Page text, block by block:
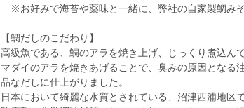
※お好みで海苔や薬味と一緒に、弊社の自家製鯛み
【鯛だしのこだわり】
高級魚である、鯛のアラを焼き上げ、じっくり煮込ん
マダイのアラを焼きあげることで、臭みの原因となる
品なだしに仕上がりました。
日本において綺麗な水質とされている、沼津西浦地区